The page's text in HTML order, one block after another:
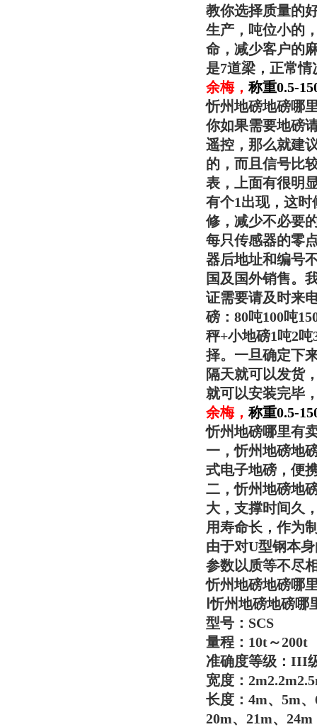
教你选择质量的
生产，吨位小的
命，减少客户的
是7道梁，正常
余梅， 称重0.5-
忻州地磅地磅哪
你如果需要地磅
遥控，那么就建
的，而且信号比
表，上面有很明
有个1出现，这
修，减少不必要
每只传感器的零
器后地址和编号
国及国外销售。
证需要请及时来
磅：80吨100吨
秤+小地磅1吨2
择。一旦确定下
隔天就可以发货
就可以安装完毕
余梅， 称重0.5-
忻州地磅哪里有
一，忻州地磅地
式电子地磅，便
二，忻州地磅地
大，支撑时间久
用寿命长，作为
由于对U型钢本
参数以质等不尽
忻州地磅地磅哪
Ⅰ忻州地磅地磅哪
型号：SCS
量程：10t～200t
准确度等级：III
宽度：
长度：4m、5m
20m、21m、24m